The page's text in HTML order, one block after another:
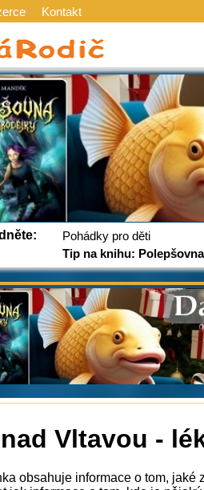
Kontakt
Pohádky pro děti
Tip na knihu:
Vltavou -
obsahuje informace o tom,